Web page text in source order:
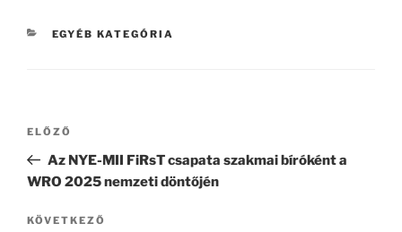
KATEGÓRIÁK
EGYÉB KATEGÓRIA
Bejegyzés
Korábbi
bejegyzés
ELŐZŐ
Az NYE-MII FiRsT csapata szakmai bíróként a
WRO 2025 nemzeti döntőjén
Következő
KÖVETKEZŐ